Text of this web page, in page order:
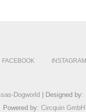
FACEBOOK INSTAGRAM
Dogworld | Designed by:
Powered by: Circquin GmbH